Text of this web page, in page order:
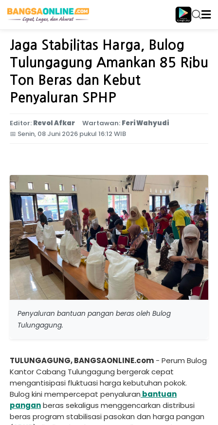
Home Jawa Timur
Jaga Stabilitas Harga, Bulog
Tulungagung Amankan 85 Ribu
Ton Beras dan Kebut
Penyaluran SPHP
Editor: Revol Afkar Wartawan: Feri Wahyudi
📅 Senin, 08 Juni 2026 pukul 16:12 WIB
Penyaluran bantuan pangan beras oleh Bulog
Tulungagung.
TULUNGAGUNG, BANGSAONLINE.com - Perum Bulog
Kantor Cabang Tulungagung bergerak cepat
mengantisipasi fluktuasi harga kebutuhan pokok.
Bulog kini mempercepat penyaluran bantuan
panganberas sekaligus menggencarkan distribusi
beras program stabilisasi pasokan dan harga pangan